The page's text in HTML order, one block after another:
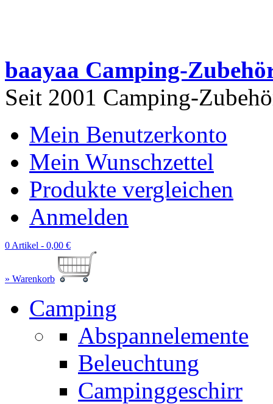
baayaa Camping-
Seit 2001 Camping-
Mein Benutzerkonto
Mein Wunschzettel
Produkte vergleichen
Anmelden
0 Artikel - 0,00 €
» Warenkorb
Camping
Abspannelemente
Beleuchtung
Campinggeschirr